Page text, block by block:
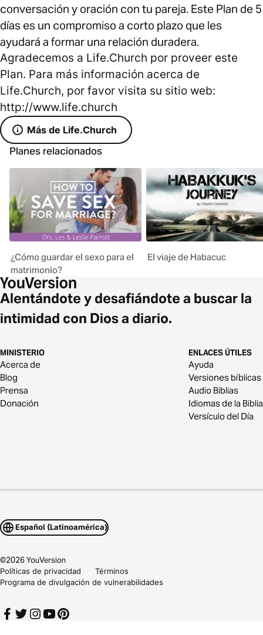
conversación y oración con tu pareja. Este Plan de 5
días es un compromiso a corto plazo que les
ayudará a formar una relación duradera.
Agradecemos a Life.Church por proveer este
Plan. Para más información acerca de
Life.Church, por favor visita su sitio web:
http://www.life.church
Más de Life.Church
Planes relacionados
¿Cómo guardar el sexo para el
matrimonio?
El viaje de Habacuc
Alentándote y desafiándote a buscar la
intimidad con Dios a diario.
MINISTERIO
Acerca de
Blog
Prensa
Donación
ENLACES ÚTILES
Ayuda
Versiones bíblicas
Audio Biblias
Idiomas de la Biblia
Versículo del Día
Español (Latinoamérica)
©2026YouVersion
Políticas de privacidad
Términos
Programa de divulgación de vulnerabilidades